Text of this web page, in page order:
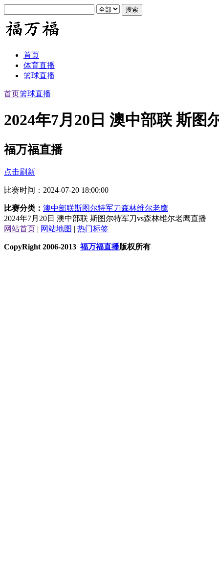
首页
体育直播
篮球直播
首页篮球直播
2024年7月20日 澳中部联 斯图
福万福直播
点击刷新
比赛时间：2024-07-20 18:00:00
比赛分类： 澳中部联斯图尔特军刀森林维尔老鹰
2024年7月20日 澳中部联 斯图尔特军刀vs森林维尔老鹰直播
网站首页 | 网站地图 | 热门标签
CopyRight 2006-2013福万福直播版权所有